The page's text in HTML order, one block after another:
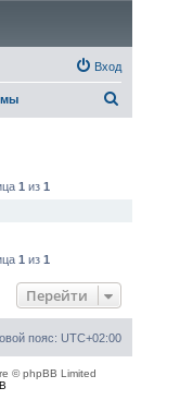
Вход
1 из1
1 из1
Перейти
пояс: UTC+02:00
© phpBB Limited